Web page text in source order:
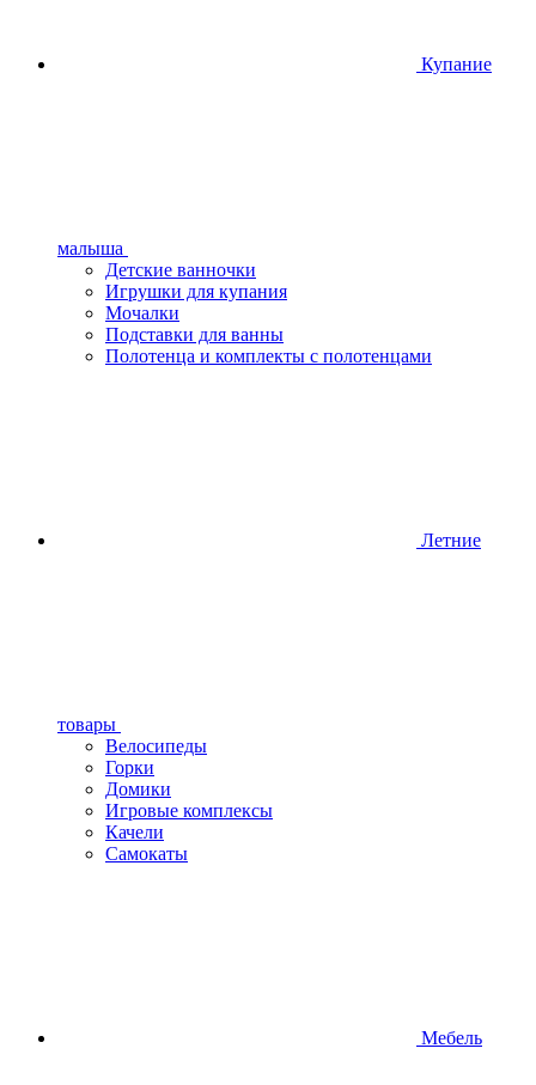
Купание
малыша
Детские ванночки
Игрушки для купания
Мочалки
Подставки для ванны
Полотенца и комплекты с полотенцами
Летние
товары
Велосипеды
Горки
Домики
Игровые комплексы
Качели
Самокаты
Мебель